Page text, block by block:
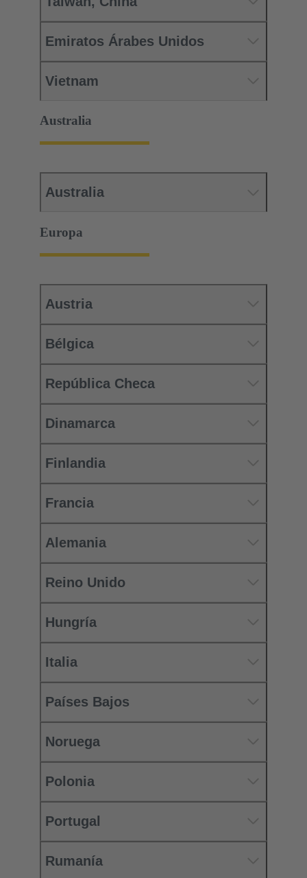
Emiratos Árabes Unidos
Vietnam
Australia
Australia
Europa
Austria
Bélgica
República Checa
Dinamarca
Finlandia
Francia
Alemania
Reino Unido
Hungría
Italia
Países Bajos
Noruega
Polonia
Portugal
Rumanía